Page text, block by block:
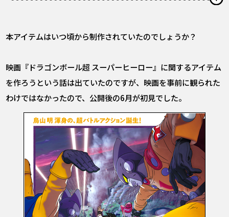
――本アイテムはいつ頃から制作されていたのでしょうか？
映画『ドラゴンボール超 スーパーヒーロー』に関するアイテム
を作ろうという話は出ていたのですが、映画を事前に観られた
わけではなかったので、公開後の6月が初見でした。